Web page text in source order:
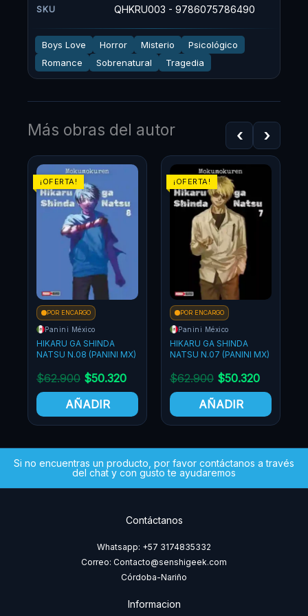
SKU QHKRU003 - 9786075786490
Boys Love Horror Misterio
Psicológico
Romance
Sobrenatural Tragedia
Más obras del autor ‹ ›
SHINDA
(PANINI MX)
50.320
HIKARU GA SHINDA
NATSU N.07 (PANINI MX)
$62.900
50.320
¡OFERTA!
HIKARU GA SHINDA
NATSU N.05
$58.900
Si no encuentras un producto, por favor contáctanos a través
del chat y con gusto te ayudaremos
Contáctanos
Whatsapp: +57 3174835332
Correo: Contacto@senshigeek.com
Córdoba-Nariño
Informacion